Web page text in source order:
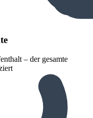
– der gesamte